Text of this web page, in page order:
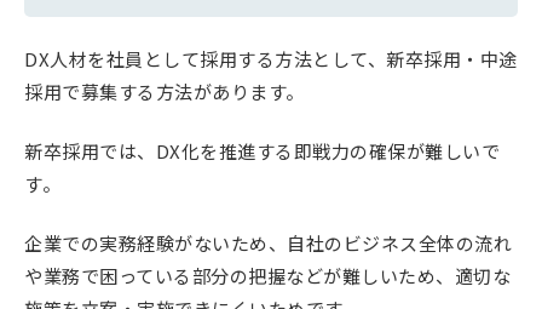
DX人材を社員として採用する方法として、新卒採用・中途
採用で募集する方法があります。
新卒採用では、DX化を推進する即戦力の確保が難しいで
す。
企業での実務経験がないため、自社のビジネス全体の流れ
や業務で困っている部分の把握などが難しいため、適切な